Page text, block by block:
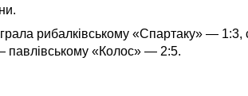
рибалківському «Спартаку» — 1:3,
павлівському «Колос» — 2:5.